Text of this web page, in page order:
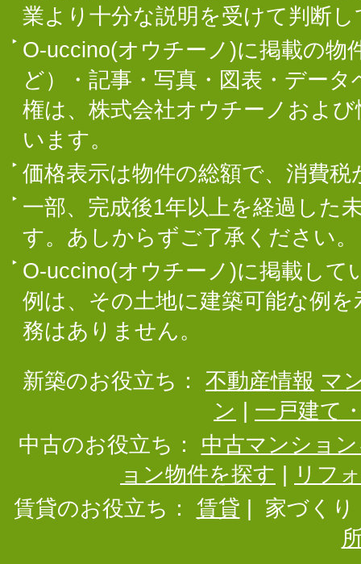
業より十分な説明を受けて判断
O-uccino(オウチーノ)に掲載の物
ど）・記事・写真・図表・デー
権は、株式会社オウチーノおよ
います。
価格表示は物件の総額で、消費
一部、完成後1年以上を経過した
す。あしからずご了承ください。
O-uccino(オウチーノ)に掲載して
例は、その土地に建築可能な例
務はありません。
新築のお役立ち： 不動産情報 マ
ン
一戸建て
中古のお役立ち：
中古マンショ
ョン物件を探す
リフ
賃貸のお役立ち：
賃貸
家づくり